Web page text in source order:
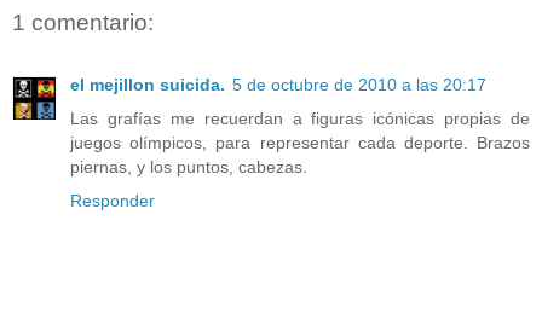
1 comentario:
el mejillon suicida. 5 de octubre de 2010 a las 20:17
Las grafías me recuerdan a figuras icónicas propias de
juegos olímpicos, para representar cada deporte. Brazos
piernas, y los puntos, cabezas.
Responder